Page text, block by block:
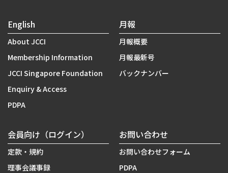
English
About JCCI
Membership Information
JCCI Singapore Foundation
Enquiry & Access
PDPA
月報
月報概要
月報最新号
バックナンバー
会員向け（ログイン）
定款・規約
理事会議事録
お問い合わせ
お問い合わせフォーム
PDPA